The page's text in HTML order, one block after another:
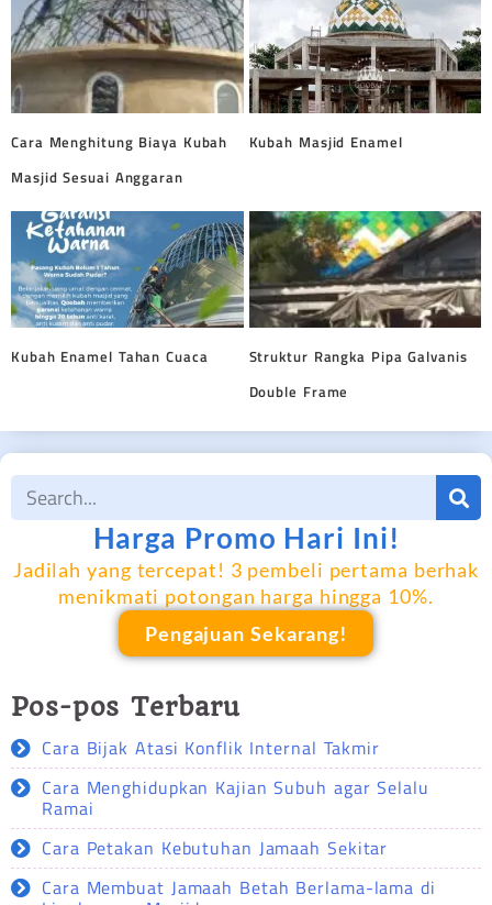
Cara Menghitung Biaya Kubah
Masjid Sesuai Anggaran
Kubah Masjid Enamel
Kubah Enamel Tahan Cuaca
Struktur Rangka Pipa Galvanis
Double Frame
Harga Promo Hari Ini!
Jadilah yang tercepat! 3 pembeli pertama berhak
menikmati potongan harga hingga 10%.
Pengajuan Sekarang!
Pos-pos Terbaru
Cara Bijak Atasi Konflik Internal Takmir
Cara Menghidupkan Kajian Subuh agar Selalu
Ramai
Cara Petakan Kebutuhan Jamaah Sekitar
Cara Membuat Jamaah Betah Berlama-lama di